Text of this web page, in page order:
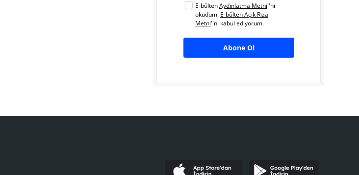
E-bültenAydınlatma Metni''ni
okudum. E-bülten Açık Rıza
Metni''ni kabul ediyorum.
Abone Ol